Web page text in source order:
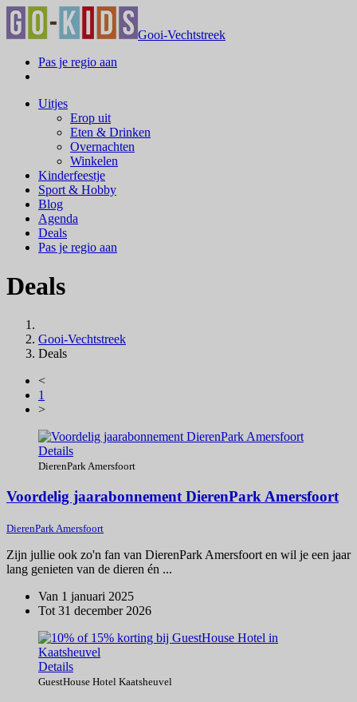
Gooi-Vechtstreek
Pas je regio aan
Uitjes
Erop uit
Eten & Drinken
Overnachten
Winkelen
Kinderfeestje
Sport & Hobby
Blog
Agenda
Deals
Pas je regio aan
Deals
Gooi-Vechtstreek
Deals
<
1
>
Details
DierenPark Amersfoort
Voordelig jaarabonnement DierenPark Amersfoort
DierenPark Amersfoort
Zijn jullie ook zo'n fan van DierenPark Amersfoort en wil je een jaar
lang genieten van de dieren én ...
Van 1 januari 2025
Tot 31 december 2026
Details
GuestHouse Hotel Kaatsheuvel